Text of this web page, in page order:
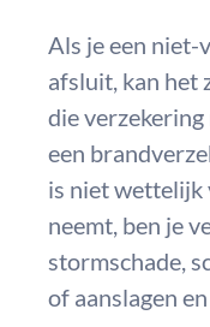
Als je een niet-
afsluit, kan het
die
een
is niet wettelijk
neemt, ben je
stormschade,
of aanslagen